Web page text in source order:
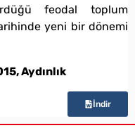
feodal toplum
yeni bir dönemi
Aydınlık
İndir